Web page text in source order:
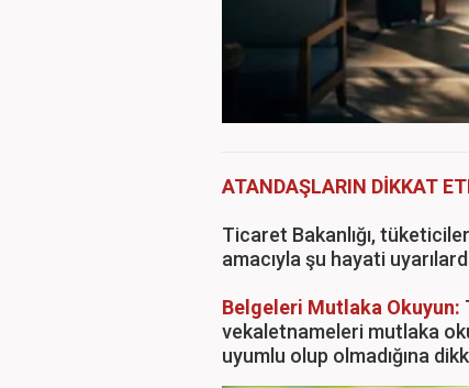
ATANDAŞLARIN DİKKAT
Ticaret Bakanlığı,
amacıyla şu hayati
Belgeleri Mutlaka Okuyun:
vekaletnameleri mutlaka
uyumlu olup olmadığına